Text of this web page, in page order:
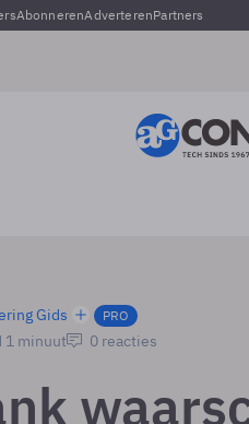
AbonnerenAdverterenPartners
Gids PRO
1 minuut 0 reacties